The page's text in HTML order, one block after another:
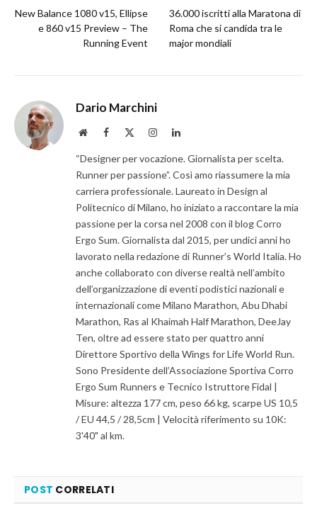
New Balance 1080 v15, Ellipse
e 860 v15 Preview – The
Running Event
36.000 iscritti alla Maratona di
Roma che si candida tra le
major mondiali
Dario Marchini
WebsiteFacebook InstagramLinkedIn
“Designer per vocazione. Giornalista per scelta.
Runner per passione”. Così amo riassumere la mia
carriera professionale. Laureato in Design al
Politecnico di Milano, ho iniziato a raccontare la mia
passione per la corsa nel 2008 con il blog Corro
Ergo Sum. Giornalista dal 2015, per undici anni ho
lavorato nella redazione di Runner’s World Italia. Ho
anche collaborato con diverse realtà nell’ambito
dell’organizzazione di eventi podistici nazionali e
internazionali come Milano Marathon, Abu Dhabi
Marathon, Ras al Khaimah Half Marathon, DeeJay
Ten, oltre ad essere stato per quattro anni
Direttore Sportivo della Wings for Life World Run.
Sono Presidente dell’Associazione Sportiva Corro
Ergo Sum Runners e Tecnico Istruttore Fidal |
Misure: altezza 177 cm, peso 66 kg, scarpe US 10,5
/ EU 44,5 / 28,5cm | Velocità riferimento su 10K:
3'40" al km.
POST CORRELATI